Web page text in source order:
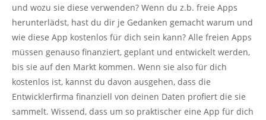
und wozu sie diese verwenden? Wenn du z.b. freie Apps
herunterlädst, hast du dir je Gedanken gemacht warum und
wie diese App kostenlos für dich sein kann? Alle freien Apps
müssen genauso finanziert, geplant und entwickelt werden,
bis sie auf den Markt kommen. Wenn sie also für dich
kostenlos ist, kannst du davon ausgehen, dass die
Entwicklerfirma finanziell von deinen Daten profiert die sie
sammelt. Wissend, dass um so praktischer eine App für dich